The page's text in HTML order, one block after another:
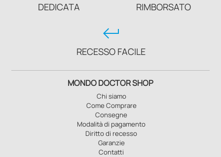
DEDICATA
RIMBORSATO
keyboard_return
RECESSO FACILE
MONDO DOCTOR SHOP
Chi siamo
Come Comprare
Consegne
Modalità di pagamento
Diritto di recesso
Garanzie
Contatti